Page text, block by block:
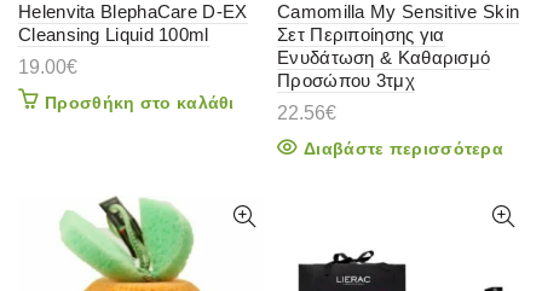
Helenvita BlephaCare D-EX
Cleansing Liquid 100ml
19.00€
Προσθήκη στο καλάθι
Camomilla My Sensitive Skin
Σετ Περιποίησης για
Ενυδάτωση & Καθαρισμό
Προσώπου 3τμχ
22.56€
Διαβάστε περισσότερα